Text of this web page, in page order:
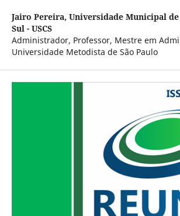
Jairo Pereira, Universidade Municipal de
Sul - USCS
Administrador, Professor, Mestre em
Universidade Metodista de São Paulo